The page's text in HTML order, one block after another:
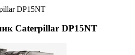
DP15NT
Caterpillar DP15NT